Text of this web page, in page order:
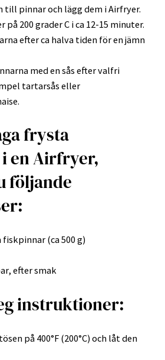
till pinnar och lägg dem i Airfryer.
på 200 grader C i ca 12-15 minuter.
efter ca halva tiden för en jämn
med en sås efter valfri
tartarsås eller
frysta
en Airfryer,
följande
(ca 500 g)
efter smak
instruktioner:
på 400°F (200°C) och låt den